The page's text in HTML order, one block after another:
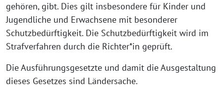
gehören, gibt. Dies gilt insbesondere für Kinder und
Jugendliche und Erwachsene mit besonderer
Schutzbedürftigkeit. Die Schutzbedürftigkeit wird im
Strafverfahren durch die Richter*in geprüft.
Die Ausführungsgesetzte und damit die Ausgestaltung
dieses Gesetzes sind Ländersache.